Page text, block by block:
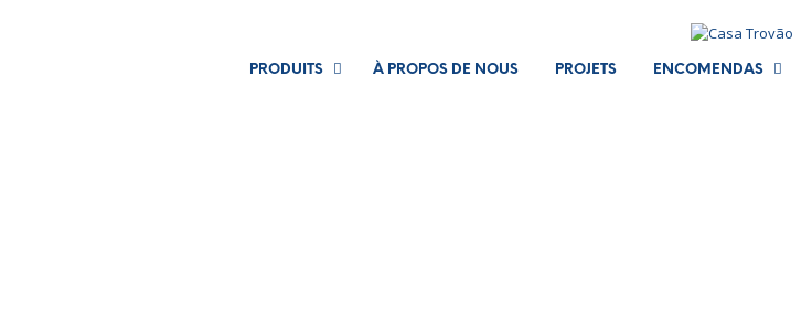
PRODUITS À PROPOS DE NOUS PROJETS ENCOMENDAS